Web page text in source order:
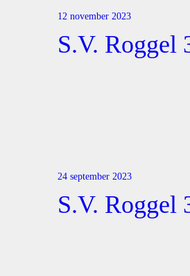
12 november 2023
S.V.
24 september 2023
S.V.